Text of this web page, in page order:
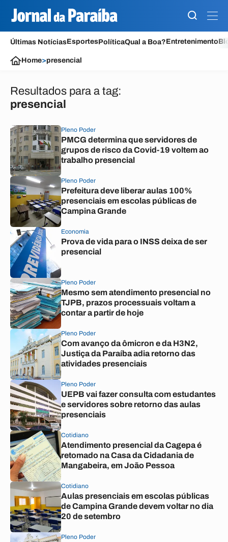
Últimas NotíciasEsportesPolíticaQual a Boa?Entretenimento
Home>presencial
Resultados para a tag:
presencial
Pleno Poder
PMCG determina que servidores de
grupos de risco da Covid-19 voltem ao
trabalho presencial
Pleno Poder
Prefeitura deve liberar aulas 100%
presenciais em escolas públicas de
Campina Grande
Economia
Prova de vida para o INSS deixa de ser
presencial
Pleno Poder
Mesmo sem atendimento presencial no
TJPB, prazos processuais voltam a
contar a partir de hoje
Pleno Poder
Com avanço da ômicron e da H3N2,
Justiça da Paraíba adia retorno das
atividades presenciais
Pleno Poder
UEPB vai fazer consulta com estudantes
e servidores sobre retorno das aulas
presenciais
Cotidiano
Atendimento presencial da Cagepa é
retomado na Casa da Cidadania de
Mangabeira, em João Pessoa
Cotidiano
Aulas presenciais em escolas públicas
de Campina Grande devem voltar no dia
20 de setembro
Pleno Poder